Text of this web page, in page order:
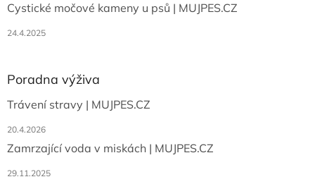
Cystické močové kameny u psů | MUJPES.CZ
24.4.2025
Poradna výživa
Trávení stravy | MUJPES.CZ
20.4.2026
Zamrzající voda v miskách | MUJPES.CZ
29.11.2025